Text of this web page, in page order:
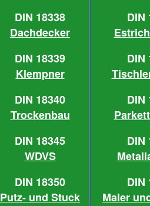
DIN 18338
Dachdecker
DIN 18339
Klempner
DIN 18340
Trockenbau
DIN 18345
WDVS
DIN 18350
Putz- und Stuck
DIN
DIN
DIN
DIN
DIN
Maler